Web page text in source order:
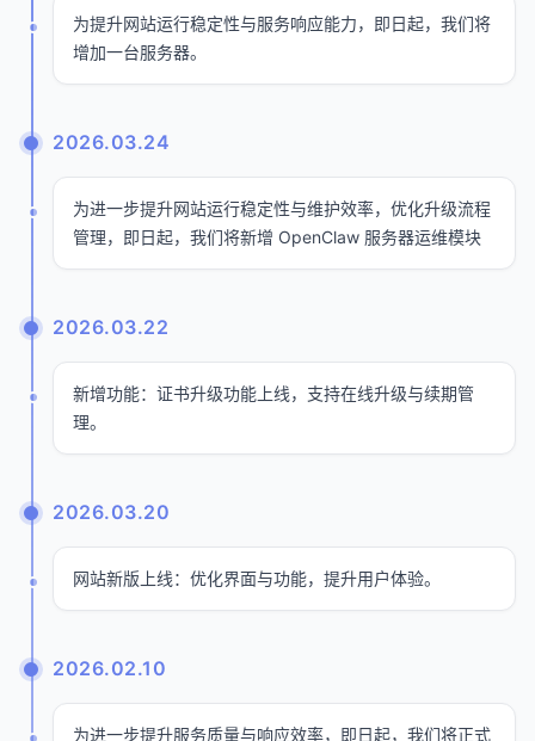
为提升网站运行稳定性与服务响应能力，即日起，我们将
增加一台服务器。
2026.03.24
为进一步提升网站运行稳定性与维护效率，优化升级流程
管理，即日起，我们将新增 OpenClaw 服务器运维模块
2026.03.22
新增功能：证书升级功能上线，支持在线升级与续期管
理。
2026.03.20
网站新版上线：优化界面与功能，提升用户体验。
2026.02.10
为进一步提升服务质量与响应效率，即日起，我们将正式